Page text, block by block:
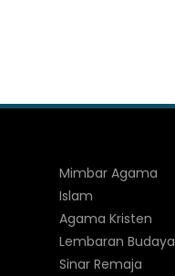
Mimbar Agama
Islam
Agama Kristen
Lembaran Budaya
Sinar Remaja